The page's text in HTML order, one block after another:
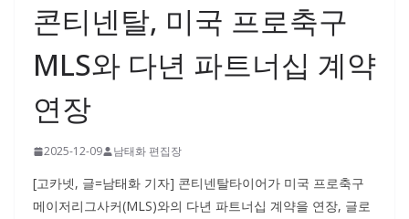
콘티넨탈, 미국 프로축구
MLS와 다년 파트너십 계약
연장
2025-12-09 남태화 편집장
[고카넷, 글=남태화 기자] 콘티넨탈타이어가 미국 프로축구
메이저리그사커(MLS)와의 다년 파트너십 계약을 연장, 글로